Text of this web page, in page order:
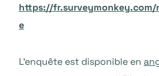
https://fr.surveymonkey.com/
e
L’enquête est disponible en